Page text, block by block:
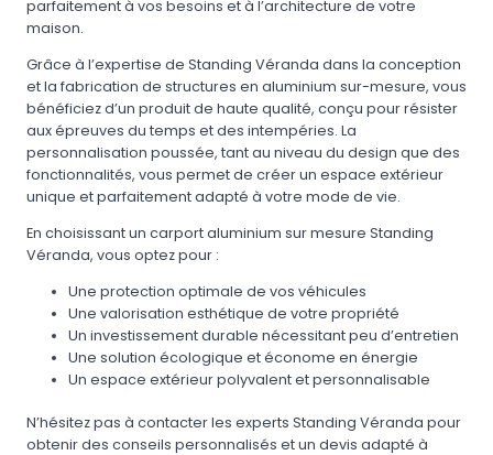
parfaitement à vos besoins et à l’architecture de votre
maison.
Grâce à l’expertise de Standing Véranda dans la conception
et la fabrication de structures en aluminium sur-mesure, vous
bénéficiez d’un produit de haute qualité, conçu pour résister
aux épreuves du temps et des intempéries. La
personnalisation poussée, tant au niveau du design que des
fonctionnalités, vous permet de créer un espace extérieur
unique et parfaitement adapté à votre mode de vie.
En choisissant un carport aluminium sur mesure Standing
Véranda, vous optez pour :
Une protection optimale de vos véhicules
Une valorisation esthétique de votre propriété
Un investissement durable nécessitant peu d’entretien
Une solution écologique et économe en énergie
Un espace extérieur polyvalent et personnalisable
N’hésitez pas à contacter les experts Standing Véranda pour
obtenir des conseils personnalisés et un devis adapté à